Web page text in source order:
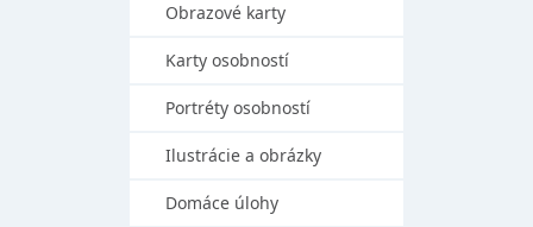
Obrazové karty
Karty osobností
Portréty osobností
Ilustrácie a obrázky
Domáce úlohy